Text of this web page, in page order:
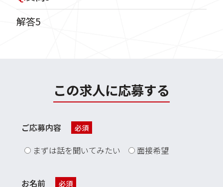
解答5
この求人に応募する
ご応募内容 必須
まずは話を聞いてみたい 面接希望
お名前 必須